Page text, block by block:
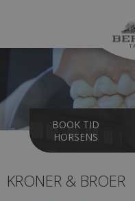
BOOK TID
HORSENS
KRONER & BROER